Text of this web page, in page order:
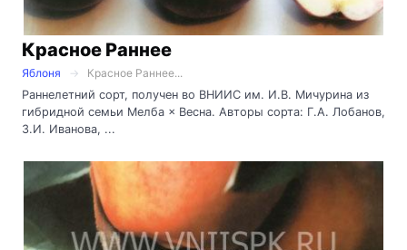
Красное Раннее
Яблоня
Красное Раннее...
Раннелетний сорт, получен во ВНИИС им. И.В. Мичурина из
гибридной семьи Мелба × Весна. Авторы сорта: Г.А. Лобанов,
З.И. Иванова, ...